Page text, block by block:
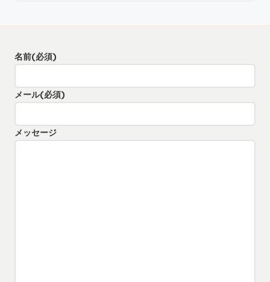
名前(必須)
メール(必須)
メッセージ